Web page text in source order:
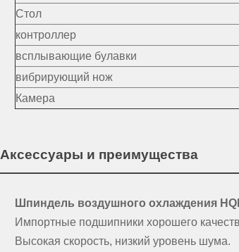
Стол
контроллер
всплывающие булавки
вибрирующий нож
Камера
Аксессуары и преимущества
Шпиндель воздушного охлаждения
Импортные подшипники хорошего
Высокая скорость, низкий уровень шума.